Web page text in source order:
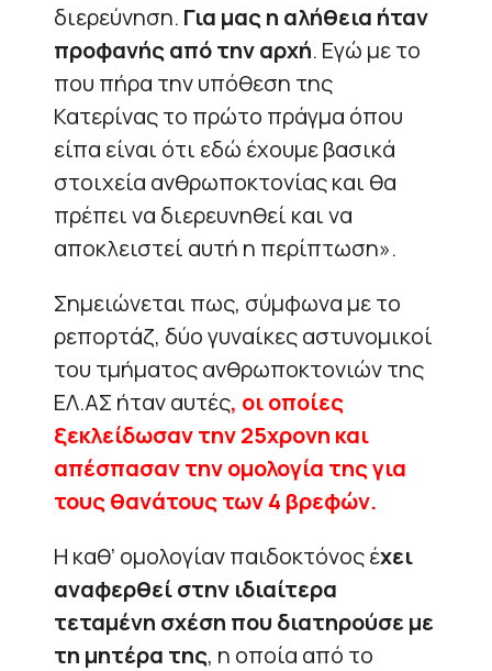
διερεύνηση. Για μας η αλήθεια ήταν
προφανής από την αρχή. Εγώ με το
που πήρα την υπόθεση της
Κατερίνας το πρώτο πράγμα όπου
είπα είναι ότι εδώ έχουμε βασικά
στοιχεία ανθρωποκτονίας και θα
πρέπει να διερευνηθεί και να
αποκλειστεί αυτή η περίπτωση».
Σημειώνεται πως, σύμφωνα με το
ρεπορτάζ, δύο γυναίκες αστυνομικοί
του τμήματος ανθρωποκτονιών της
ΕΛ.ΑΣ ήταν αυτές, οι οποίες
ξεκλείδωσαν την 25χρονη και
απέσπασαν την ομολογία της για
τους θανάτους των 4 βρεφών.
Η καθ’ ομολογίαν παιδοκτόνος έχει
αναφερθεί στην ιδιαίτερα
τεταμένη σχέση που διατηρούσε με
τη μητέρα της, η οποία από το